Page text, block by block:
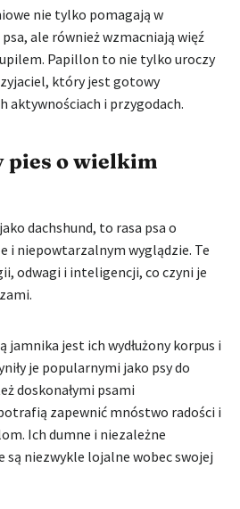
nie tylko pomagają w
ale również wzmacniają więź
Papillon to nie tylko uroczy
który jest gotowy
aktywnościach i przygodach.
pies o wielkim
dachshund, to rasa psa o
i niepowtarzalnym wyglądzie. Te
odwagi i inteligencji, co czyni je
jamnika jest ich wydłużony korpus i
je popularnymi jako psy do
doskonałymi psami
zapewnić mnóstwo radości i
Ich dumne i niezależne
są niezwykle lojalne wobec swojej